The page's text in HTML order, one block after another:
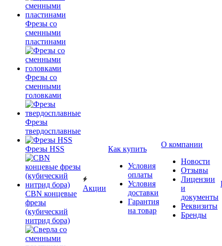
Фрезы со
сменными
пластинами
Фрезы со
сменными
головками
Фрезы
твердосплавные
Фрезы HSS
CBN концевые
фрезы
(кубический
нитрид бора)
Акции
Как купить
Условия
оплаты
Условия
доставки
Гарантия
на товар
О компании
Новости
Отзывы
Лицензии
и
документы
Реквизиты
Бренды